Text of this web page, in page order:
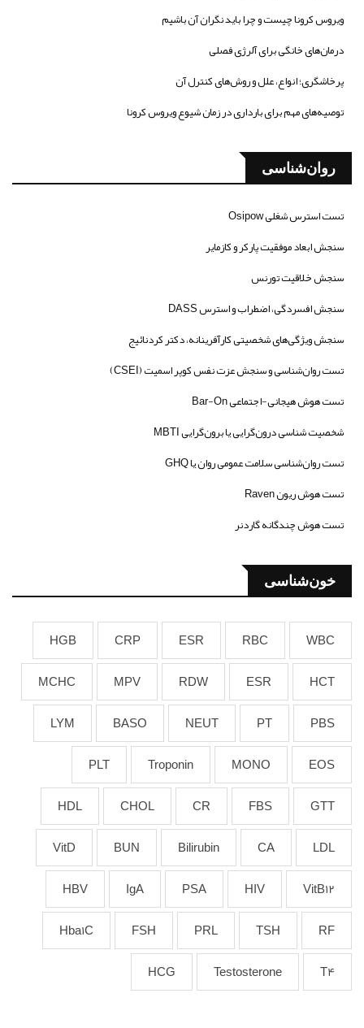
ویروس کرونا چیست و چرا باید نگران آن باشیم
درمان‌های خانگی برای آلرژی فصلی
پرخاشگری؛ انواع، علل و روش‌های کنترل آن
توصیه‌های مهم برای بارداری در زمان شیوع ویروس کرونا
روان‌شناسی
تست استرس شغلی Osipow
سنجش ابعاد موفقیت پارکر و کازمایر
سنجش خلاقیت تورنس
سنجش افسردگی، اضطراب و استرس DASS
سنجش ویژگی‌های شخصیتی کارآفرینانه، دکتر کردنائیج
تست روان‌شناسی و سنجش عزت نفس کوپر اسمیت (CSEI)
تست هوش هیجانی-اجتماعی Bar-On
شخصیت شناسی درون‌گرایی یا برون‌گرایی MBTI
تست روان‌شناسی سلامت عمومی روان یا GHQ
تست هوش ریون Raven
تست هوش چندگانه گاردنر
خون‌شناسی
WBC
RBC
ESR
CRP
HGB
HCT
ESR
RDW
MPV
MCHC
PBS
PT
NEUT
BASO
LYM
EOS
MONO
Troponin
PLT
GTT
FBS
CR
CHOL
HDL
LDL
CA
Bilirubin
BUN
VitD
VitB12
HIV
PSA
IgA
HBV
RF
TSH
PRL
FSH
Hba1C
T4
Testosterone
HCG